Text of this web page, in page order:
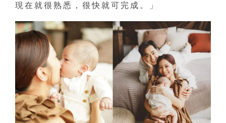
現在就很熟悉，很快就可完成。」